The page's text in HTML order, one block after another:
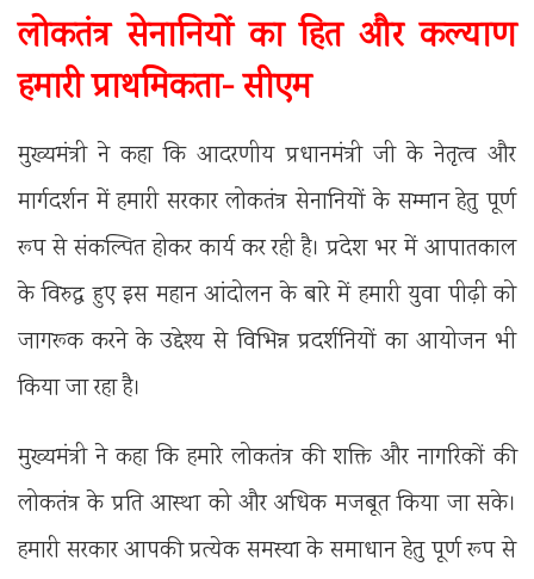
लोकतंत्र सेनानियों का हित और कल्याण
हमारी प्राथमिकता- सीएम
मुख्यमंत्री ने कहा कि आदरणीय प्रधानमंत्री जी के नेतृत्व और
मार्गदर्शन में हमारी सरकार लोकतंत्र सेनानियों के सम्मान हेतु पूर्ण
रूप से संकल्पित होकर कार्य कर रही है। प्रदेश भर में आपातकाल
के विरुद्ध हुए इस महान आंदोलन के बारे में हमारी युवा पीढ़ी को
जागरूक करने के उद्देश्य से विभिन्न प्रदर्शनियों का आयोजन भी
किया जा रहा है।
मुख्यमंत्री ने कहा कि हमारे लोकतंत्र की शक्ति और नागरिकों की
लोकतंत्र के प्रति आस्था को और अधिक मजबूत किया जा सके।
हमारी सरकार आपकी प्रत्येक समस्या के समाधान हेतु पूर्ण रूप से